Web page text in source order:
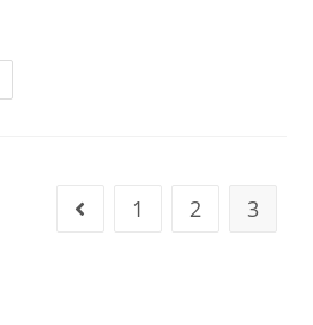
1 2 3